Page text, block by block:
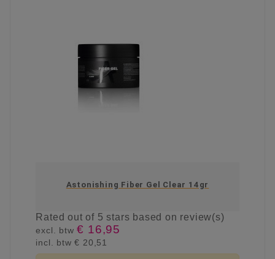
Astonishing Fiber Gel Clear 14gr
Ratedout of 5 stars based on review(s)
excl. btw€ 16,95
incl. btw€ 20,51